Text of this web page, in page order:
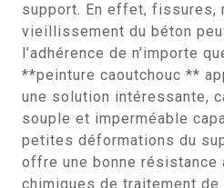
support. En effet, fissures,
vieillissement du béton
l’adhérence de n’importe
**peinture caoutchouc **
une solution intéressante,
souple et imperméable
petites déformations du
offre une bonne résistance
chimiques de traitement de